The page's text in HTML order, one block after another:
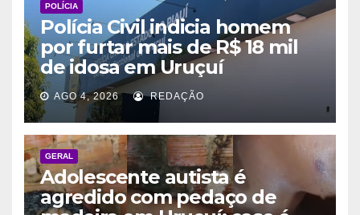
POLÍCIA
Polícia Civil indicia homem
por furtar mais de R$ 18 mil
de idosa em Uruçuí
AGO 4, 2026 REDAÇÃO
GERAL
Adolescente autista é
agredido com pedaço de